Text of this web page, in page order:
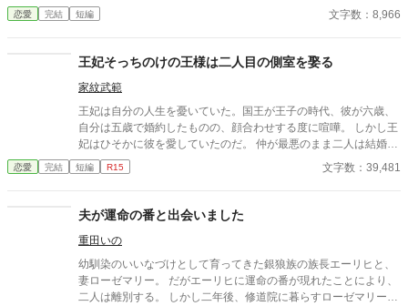
ート様の本音を。 『我慢するしかない』 『彼女といると疲れる』
私はルパート様に嫌われていたの？ 本当は厭わしく思っていた
は、他投稿サイトにも公開しています。
恋愛 完結 短編 文字数：8,966
王妃そっちのけの王様は二人目の側室を娶る
家紋武範
王妃は自分の人生を憂いていた。国王が王子の時代、彼が六歳、
自分は五歳で婚約したものの、顔合わせする度に喧嘩。 しかし王
妃はひそかに彼を愛していたのだ。 仲が最悪のまま二人は結婚
し、結婚生活が始まるが当然国王は王妃の部屋に来ることはな
い。 そればかりか国王は側室を持ち、さらに二人目の側室を王宮
恋愛 完結 短編 R15 文字数：39,481
夫が運命の番と出会いました
重田いの
幼馴染のいいなづけとして育ってきた銀狼族の族長エーリヒと、
妻ローゼマリー。 だがエーリヒに運命の番が現れたことにより、
二人は離別する。 しかし二年後、修道院に暮らすローゼマリーの